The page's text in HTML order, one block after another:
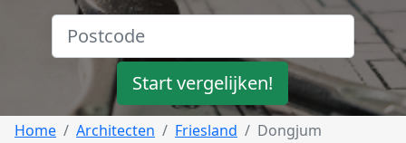
Start vergelijken!
Home Architecten Friesland Dongjum